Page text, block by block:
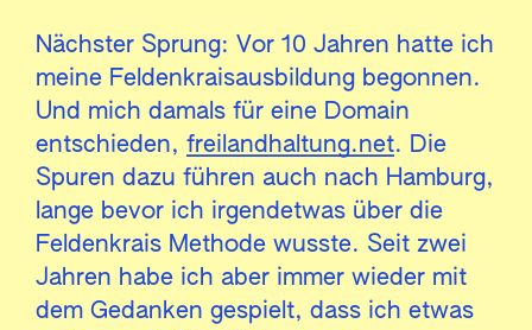
Nächster Sprung: Vor 10 Jahren hatte ich
meine Feldenkraisausbildung begonnen.
Und mich damals für eine Domain
entschieden, freilandhaltung.net. Die
Spuren dazu führen auch nach Hamburg,
lange bevor ich irgendetwas über die
Feldenkrais Methode wusste. Seit zwei
Jahren habe ich aber immer wieder mit
dem Gedanken gespielt, dass ich etwas